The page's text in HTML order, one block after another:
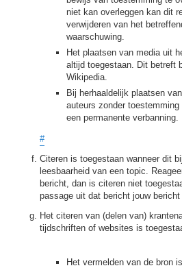
niet kan overleggen kan dit
verwijderen van het
waarschuwing.
Het plaatsen van media uit
altijd toegestaan. Dit betreft
Wikipedia.
Bij herhaaldelijk plaatsen
auteurs zonder
een permanente verbanning.
#
Citeren is toegestaan wanneer dit
leesbaarheid van een topic.
bericht, dan is citeren niet
passage uit dat bericht jouw
Het citeren van (delen van)
tijdschriften of websites is
Het vermelden van de bron